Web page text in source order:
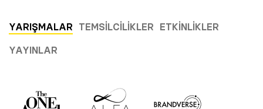
YARIŞMALAR TEMSILCILIKLER ETKINLIKLER
YAYINLAR